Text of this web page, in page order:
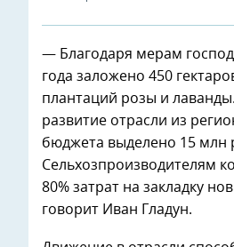
— Благодаря мерам
года заложено 450
плантаций розы и
развитие отрасли из
бюджета выделено 15 млн
Сельхозпроизводителям
80% затрат на закладку
говорит Иван Гладун.